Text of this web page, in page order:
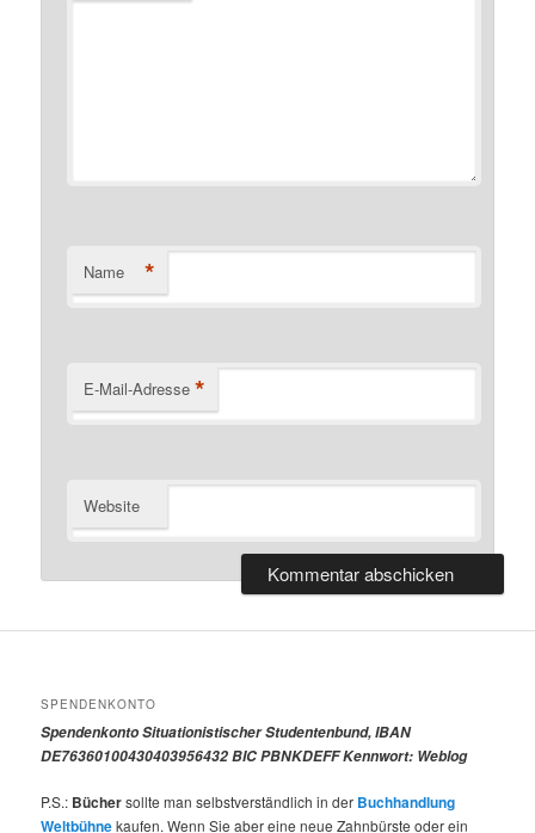
Name *
E-Mail-Adresse *
Website
SPENDENKONTO
Spendenkonto Situationistischer Studentenbund, IBAN
DE76360100430403956432 BIC PBNKDEFF Kennwort: Weblog
P.S.: Büchersollte man selbstverständlich in der Buchhandlung
Weltbühnekaufen. Wenn Sie aber eine neue Zahnbürste oder ein